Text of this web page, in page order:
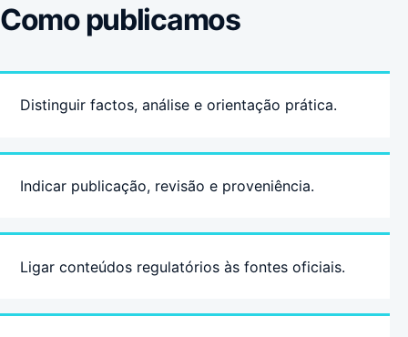
Como publicamos
Distinguir factos, análise e orientação prática.
Indicar publicação, revisão e proveniência.
Ligar conteúdos regulatórios às fontes oficiais.